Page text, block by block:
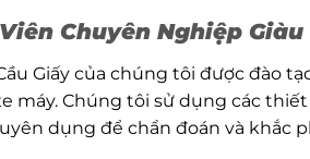
Chuyên Nghiệp
Giấy của chúng tôi được đào
máy. Chúng tôi sử dụng các
dụng để chẩn đoán và khắc